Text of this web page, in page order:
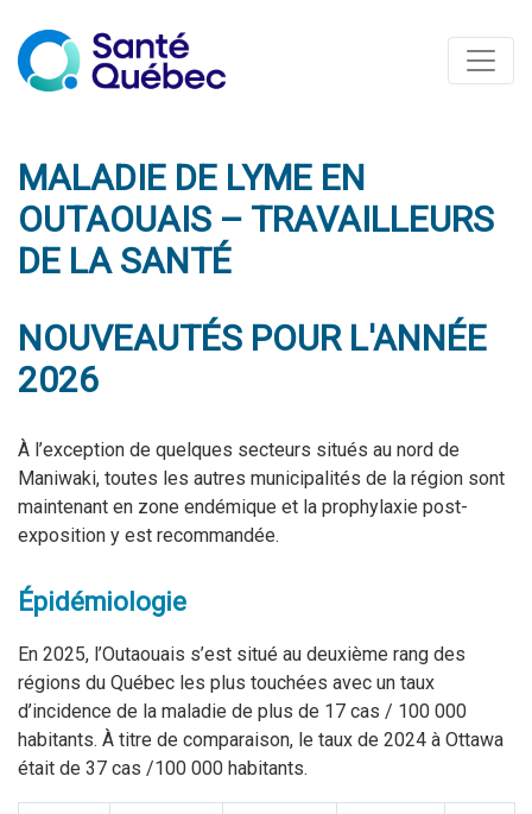
MALADIE DE LYME EN
OUTAOUAIS – TRAVAILLEURS
DE LA SANTÉ
NOUVEAUTÉS POUR L'ANNÉE
2026
À l’exception de quelques secteurs situés au nord de
Maniwaki, toutes les autres municipalités de la région sont
maintenant en zone endémique et la prophylaxie post-
exposition y est recommandée.
Épidémiologie
En 2025, l’Outaouais s’est situé au deuxième rang des
régions du Québec les plus touchées avec un taux
d’incidence de la maladie de plus de 17 cas / 100 000
habitants. À titre de comparaison, le taux de 2024 à Ottawa
était de 37 cas /100 000 habitants.